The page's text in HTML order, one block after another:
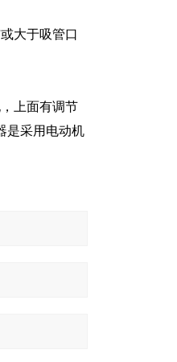
大于吸管口
上面有调节
是采用电动机